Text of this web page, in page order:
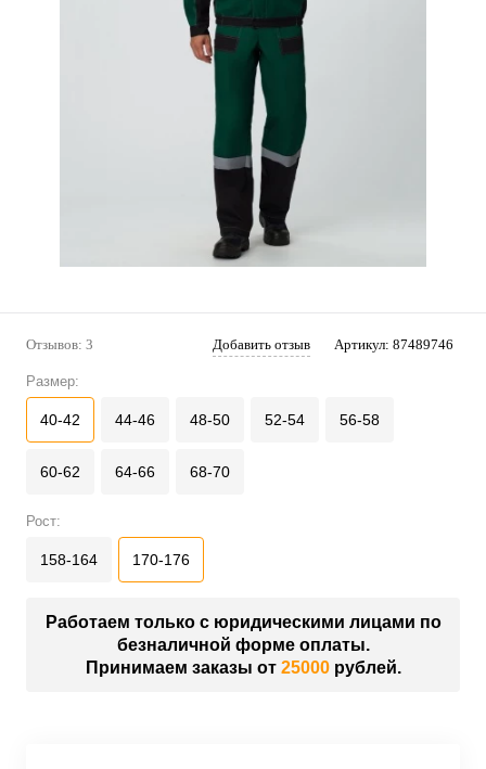
Отзывов: 3 Добавить отзыв Артикул: 87489746
Размер:
40-42 44-46 48-50 52-54 56-58
60-62 64-66 68-70
Рост:
158-164 170-176
Работаем только с юридическими лицами по
безналичной форме оплаты.
Принимаем заказы от 25000рублей.